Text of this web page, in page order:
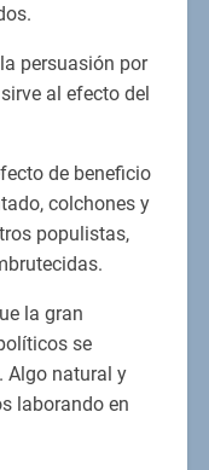
persuasión por
al efecto del
de beneficio
colchones y
populistas,
la gran
se
Algo natural y
laborando en